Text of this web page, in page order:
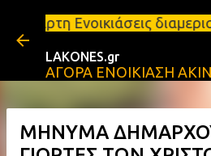
Μετάβαση στο κύριο
διαμερισμάτων
LAKONES.gr
ΑΓΟΡΑ ΕΝΟΙΚΙΑΣΗ
ΜΗΝΥΜΑ ΔΗΜΑΡΧΟΥ